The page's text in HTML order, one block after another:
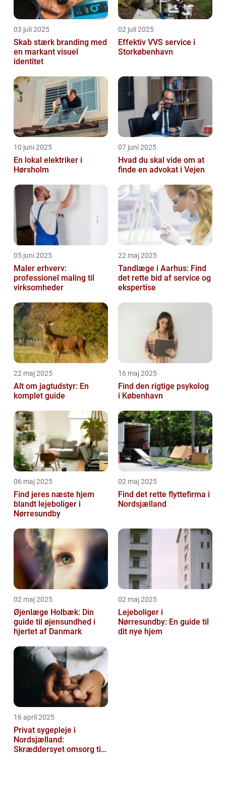
03 juli 2025
Skab stærk branding med
en markant visuel
identitet
02 juli 2025
Effektiv VVS service i
Storkøbenhavn
10 juni 2025
En lokal elektriker i
Hørsholm
07 juni 2025
Hvad du skal vide om at
finde en advokat i Vejen
05 juni 2025
Maler erhverv:
professionel maling til
virksomheder
22 maj 2025
Tandlæge i Aarhus: Find
det rette bid af service og
ekspertise
22 maj 2025
Alt om jagtudstyr: En
komplet guide
16 maj 2025
Find den rigtige psykolog
i København
06 maj 2025
Find jeres næste hjem
blandt lejeboliger i
Nørresundby
02 maj 2025
Find det rette flyttefirma i
Nordsjælland
02 maj 2025
Øjenlæge Holbæk: Din
guide til øjensundhed i
hjertet af Danmark
02 maj 2025
Lejeboliger i
Nørresundby: En guide til
dit nye hjem
16 april 2025
Privat sygepleje i
Nordsjælland:
Skræddersyet omsorg til